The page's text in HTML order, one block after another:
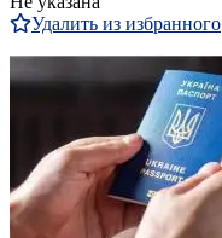
Удалить из избранного